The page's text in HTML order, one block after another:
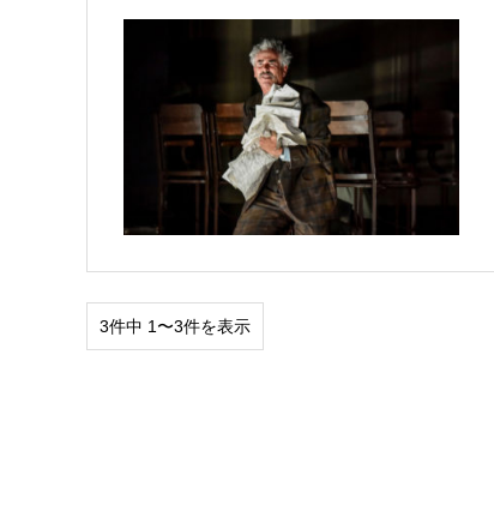
3件中 1〜3件を表示